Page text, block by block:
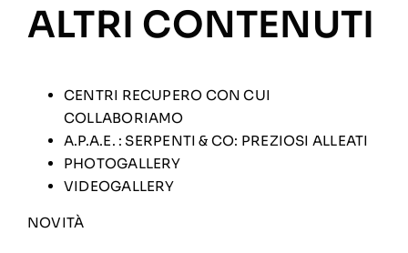
ALTRI CONTENUTI
CENTRI RECUPERO CON CUI
COLLABORIAMO
A.P.A.E. : SERPENTI & CO: PREZIOSI ALLEATI
PHOTOGALLERY
VIDEOGALLERY
NOVITÀ